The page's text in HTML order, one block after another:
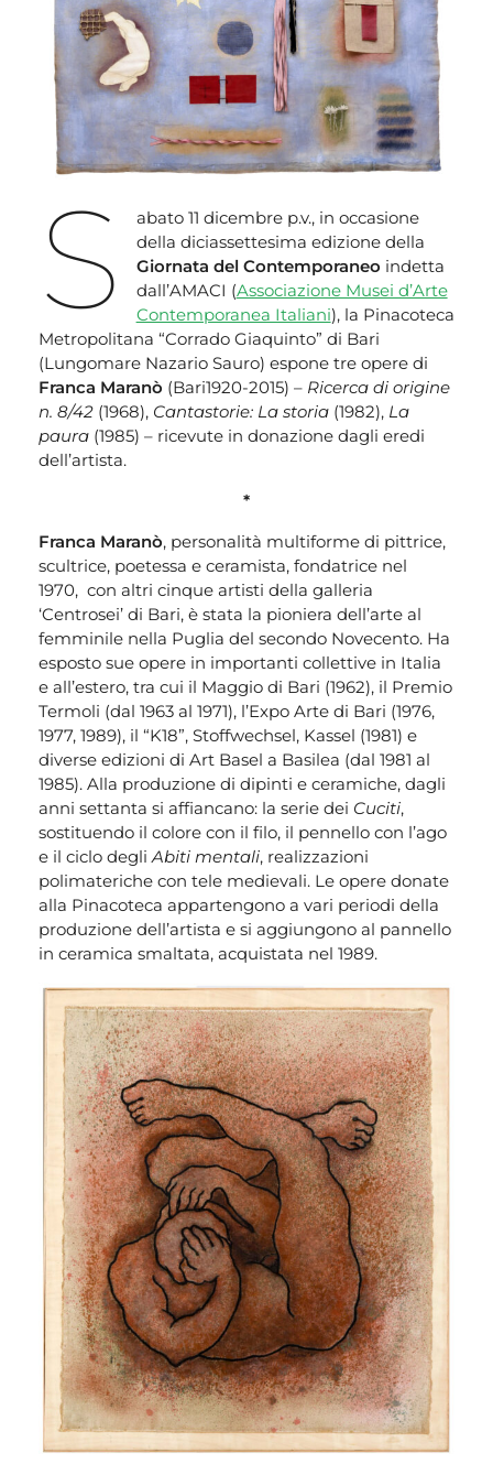
S
abato 11 dicembre p.v., in occasione
della diciassettesima edizione della
Giornata del Contemporaneo indetta
dall’AMACI (Associazione Musei d’Arte
Contemporanea Italiani), la Pinacoteca
Metropolitana “Corrado Giaquinto” di Bari
(Lungomare Nazario Sauro) espone tre opere di
Franca Maranò (Bari1920-2015) – Ricerca di origine
n. 8/42 (1968), Cantastorie: La storia (1982), La
paura (1985) – ricevute in donazione dagli eredi
dell’artista.
*
Franca Maranò, personalità multiforme di pittrice,
scultrice, poetessa e ceramista, fondatrice nel
1970, con altri cinque artisti della galleria
‘Centrosei’ di Bari, è stata la pioniera dell’arte al
femminile nella Puglia del secondo Novecento. Ha
esposto sue opere in importanti collettive in Italia
e all’estero, tra cui il Maggio di Bari (1962), il Premio
Termoli (dal 1963 al 1971), l’Expo Arte di Bari (1976,
1977, 1989), il “K18”, Stoffwechsel, Kassel (1981) e
diverse edizioni di Art Basel a Basilea (dal 1981 al
1985). Alla produzione di dipinti e ceramiche, dagli
anni settanta si affiancano: la serie dei Cuciti,
sostituendo il colore con il filo, il pennello con l’ago
e il ciclo degli Abiti mentali, realizzazioni
polimateriche con tele medievali. Le opere donate
alla Pinacoteca appartengono a vari periodi della
produzione dell’artista e si aggiungono al pannello
in ceramica smaltata, acquistata nel 1989.